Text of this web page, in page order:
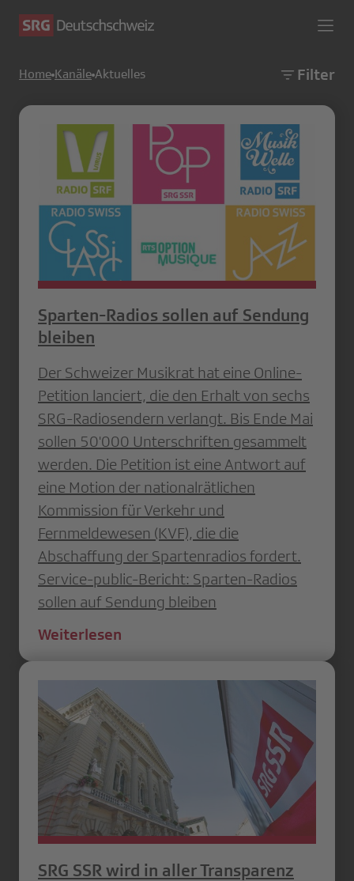
Home Kanäle Aktuelles Filter
Sparten-Radios sollen auf Sendung
bleiben
Der Schweizer Musikrat hat eine Online-
Petition lanciert, die den Erhalt von sechs
SRG-Radiosendern verlangt. Bis Ende Mai
sollen 50'000 Unterschriften gesammelt
werden. Die Petition ist eine Antwort auf
eine Motion der nationalrätlichen
Kommission für Verkehr und
Fernmeldewesen (KVF), die die
Abschaffung der Spartenradios fordert.
Service-public-Bericht: Sparten-Radios
sollen auf Sendung bleiben
Weiterlesen
SRG SSR wird in aller Transparenz